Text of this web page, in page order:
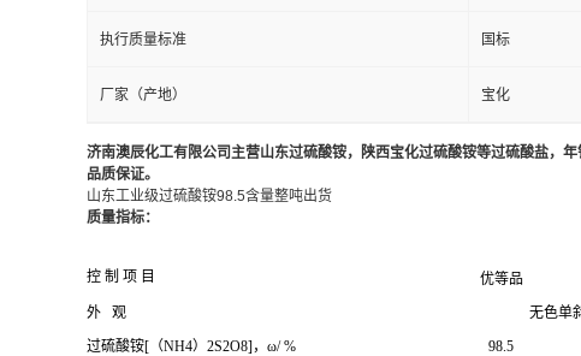
执行质量标准 国标
厂家（产地） 宝化
济南澳辰化工有限公司主营山东过硫酸铵，陕西宝化过硫酸铵等过硫酸盐，
品质保证。
山东工业级过硫酸铵98.5含量整吨出货
质量指标：
控 制 项 目
优等品
外 观
无色单
过硫酸铵[（NH4）2S2O8]，ω/ %
98.5